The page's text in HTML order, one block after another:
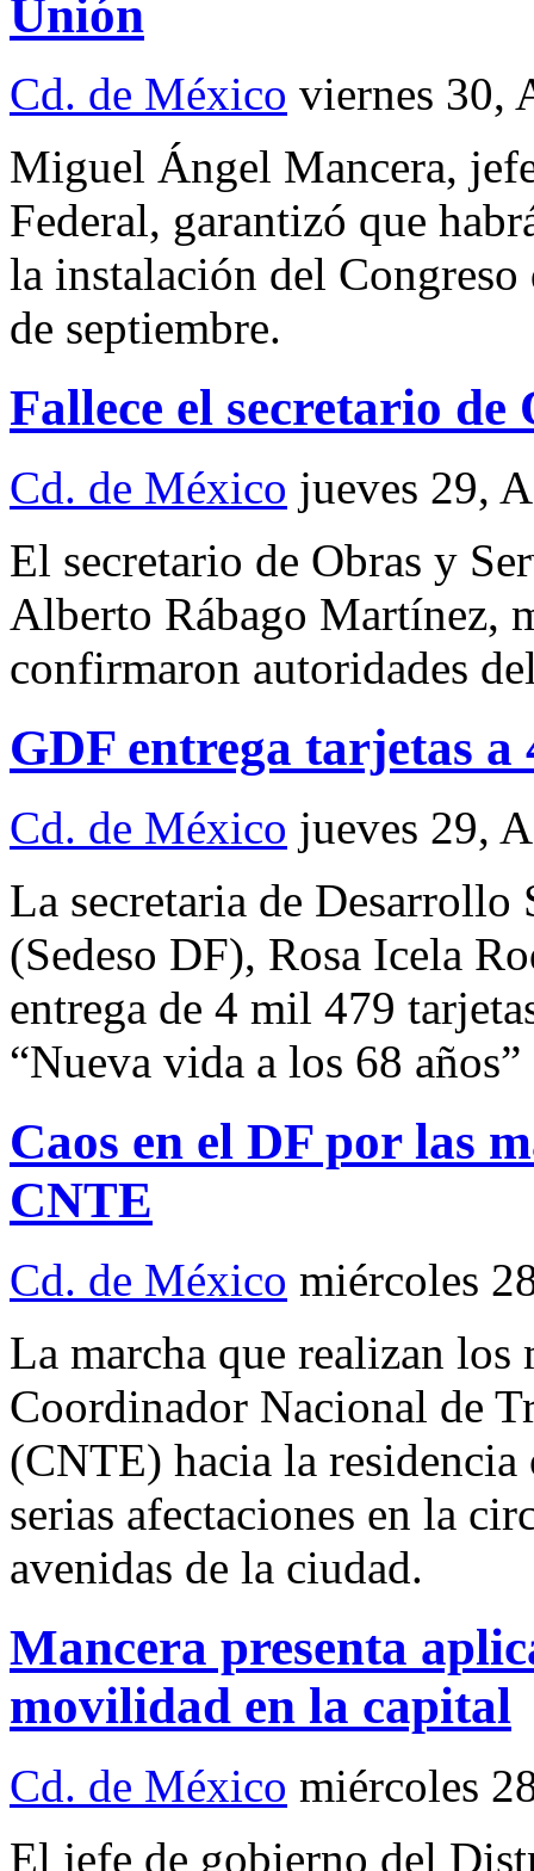
Unión
Cd. de México viernes 30,
Miguel Ángel Mancera,
Federal, garantizó que
la instalación del
de septiembre.
Fallece el secretario de
Cd. de México jueves 29,
El secretario de Obras y
Alberto Rábago Martínez,
confirmaron autoridades
GDF entrega tarjetas a
Cd. de México jueves 29,
La secretaria de
(Sedeso DF), Rosa Icela
entrega de 4 mil 479
“Nueva vida a los 68
Caos en el DF por las
CNTE
Cd. de México miércoles
La marcha que realizan los
Coordinador Nacional de
(CNTE) hacia la
serias afectaciones en la
avenidas de la ciudad.
Mancera presenta
movilidad en la capital
Cd. de México miércoles
El jefe de gobierno del